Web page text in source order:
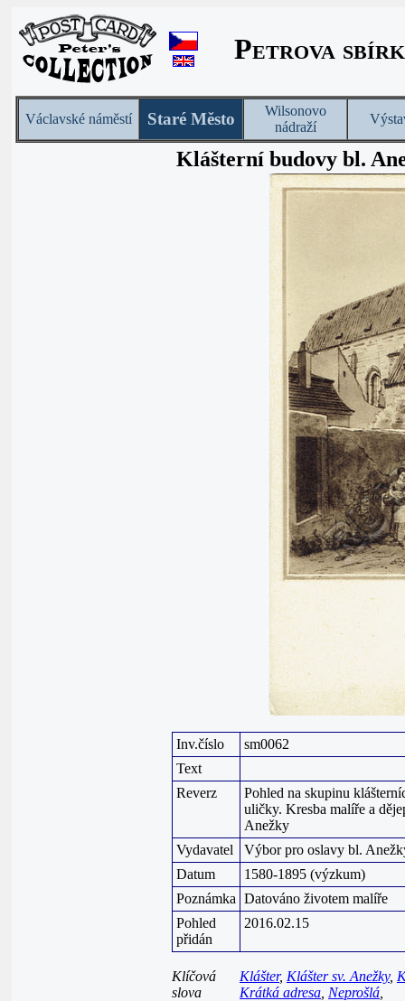
Petrova
Václavské náměstí Staré Město
Wilsonovo
nádraží
Klášterní budovy bl.
Inv.číslo
sm0062
Text
Reverz
Pohled na skupinu
uličky. Kresba malíře a
Anežky
Vydavatel
Výbor pro oslavy bl.
Datum
1580-1895 (výzkum)
Poznámka Datováno životem malíře
Pohled
přidán
2016.02.15
Klíčová
slova
Klášter, Klášter sv. Anežky,
Krátká adresa Neprošlá